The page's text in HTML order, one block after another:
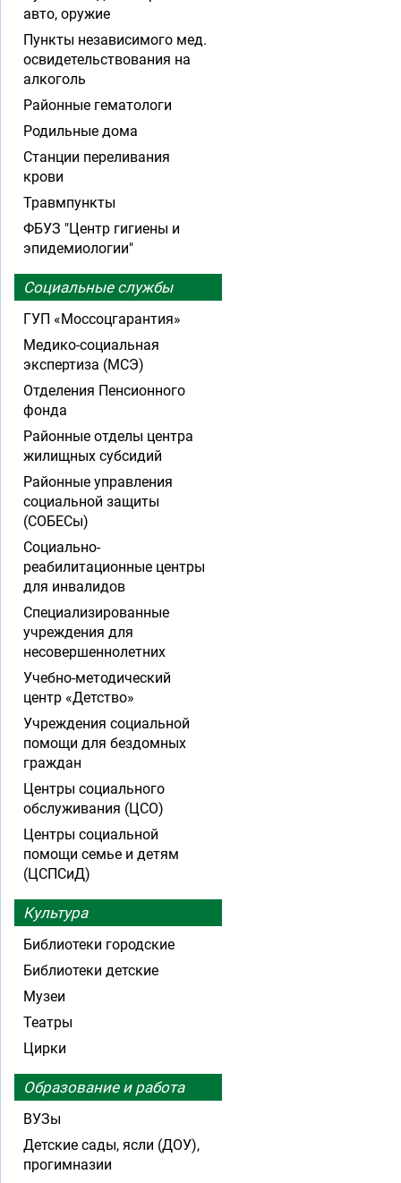
авто, оружие
Пункты независимого мед.
освидетельствования на
алкоголь
Районные гематологи
Родильные дома
Станции переливания
крови
Травмпункты
ФБУЗ "Центр гигиены и
эпидемиологии"
Социальные службы
ГУП «Моссоцгарантия»
Медико-социальная
экспертиза (МСЭ)
Отделения Пенсионного
фонда
Районные отделы центра
жилищных субсидий
Районные управления
социальной защиты
(СОБЕСы)
Социально-
реабилитационные центры
для инвалидов
Специализированные
учреждения для
несовершеннолетних
Учебно-методический
центр «Детство»
Учреждения социальной
помощи для бездомных
граждан
Центры социального
обслуживания (ЦСО)
Центры социальной
помощи семье и детям
(ЦСПСиД)
Культура
Библиотеки городские
Библиотеки детские
Музеи
Театры
Цирки
Образование и работа
ВУЗы
Детские сады, ясли (ДОУ),
прогимназии